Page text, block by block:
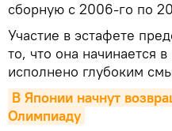
сборную с 2006-го по
Участие в эстафете
то, что она начинается
исполнено глубоким
В Японии начнут
Олимпиаду